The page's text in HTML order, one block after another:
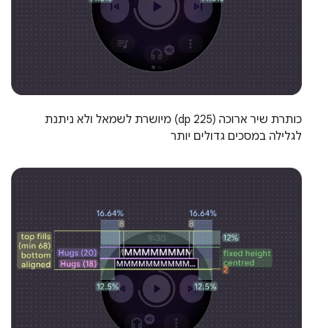
כותרת שיר ארוכה (225 dp) מיושרת לשמאל ולא ניתנת
לגלילה במסכים גדולים יותר